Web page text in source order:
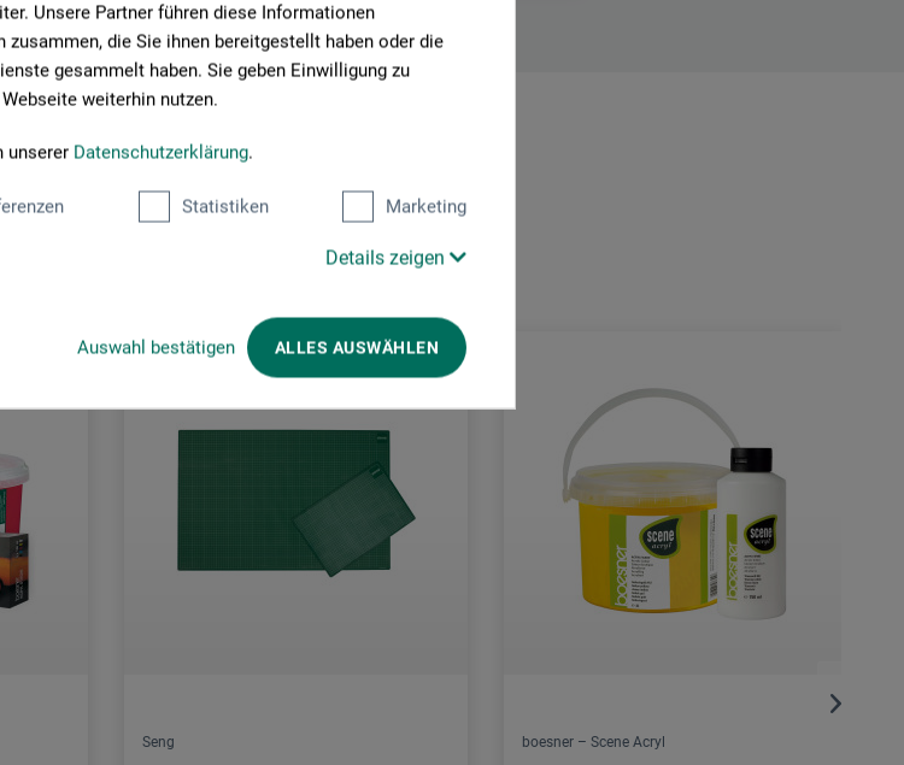
Unsere Partner führen diese Informationen
die Sie ihnen bereitgestellt haben oder die
gesammelt haben. Sie geben Einwilligung zu
weiterhin nutzen.
unserer Datenschutzerklärung.
Statistiken Marketing
Details zeigen
Auswahl bestätigen ALLES AUSWÄHLEN
även köpt:
Seng boesner – Scene Acryl